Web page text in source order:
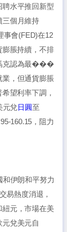
水平推回新型
三個月維持
事會(FED)在12
膨脹持續，不排
克認為最���
，但通貨膨脹
望利率下調，
元兌日圓至
160.15，阻力
伊朗和平努力
易熱度消退，
元，市場在美
兌美元自